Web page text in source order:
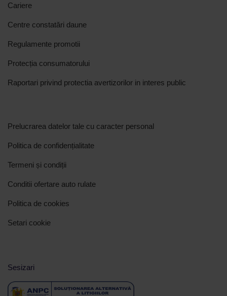
Cariere
Centre constatări daune
Regulamente promotii
Protecția consumatorului
Raportari privind protectia avertizorilor in interes public
Prelucrarea datelor tale cu caracter personal
Politica de confidențialitate
Termeni și condiții
Conditii ofertare auto rulate
Politica de cookies
Setari cookie
Sesizari